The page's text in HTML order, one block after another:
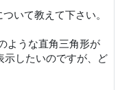
いて教えて下さい。
ような直角三角形が
示したいのですが、ど